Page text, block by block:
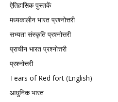
ऐतिहासिक पुस्तकें
मध्यकालीन भारत प्रश्नोत्तरी
सभ्यता संस्कृति प्रश्नोत्तरी
प्राचीन भारत प्रश्नोत्तरी
प्रश्नोत्तरी
Tears of Red fort (English)
आधुनिक भारत